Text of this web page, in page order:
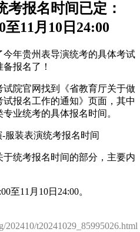
考报名时间已定：
至11月10日24:00
年贵州表导演统考的具体考试
报名了！
院官网找到《省教育厅关于做
报名工作的通知》页面，其中
业统考的具体报名时间。
统考报名时间的部分，主要内
至11月10日24:00。
202410/